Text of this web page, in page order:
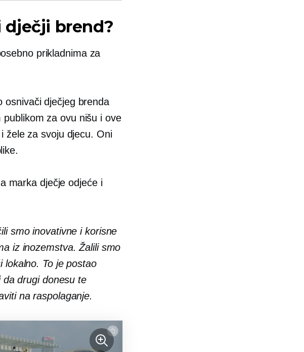
brend?
prikladnima za
osnivači dječjeg brenda
za ovu nišu i ove
žele za svoju djecu. Oni
marka dječje odjeće i
smo inovativne i korisne
iz inozemstva. Žalili smo
lokalno. To je postao
drugi donesu te
na raspolaganje.